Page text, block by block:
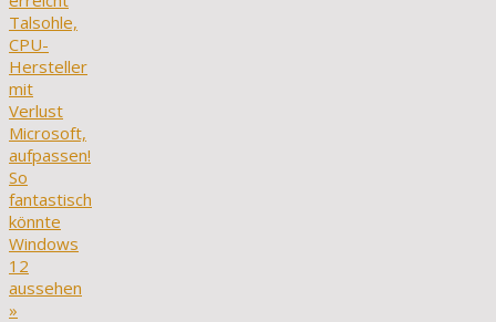
Talsohle,
CPU-
Hersteller
mit
Verlust
Microsoft,
aufpassen!
So
fantastisch
könnte
Windows
12
aussehen
»